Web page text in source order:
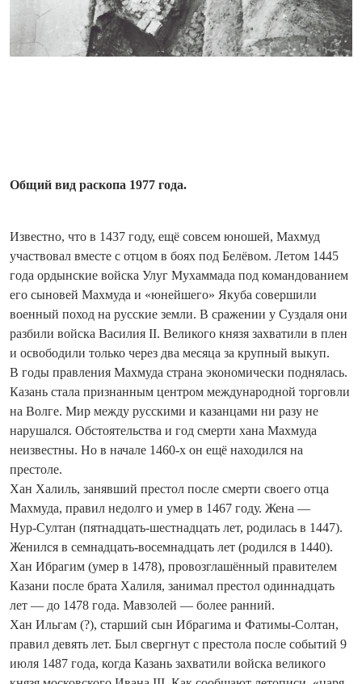
Общий вид раскопа 1977 года.
Известно, что в 1437 году, ещё совсем юношей, Махмуд
участвовал вместе с отцом в боях под Белёвом. Летом 1445
года ордынские войска Улуг Мухаммада под командованием
его сыновей Махмуда и «юнейшего» Якуба совершили
военный поход на русские земли. В сражении у Суздаля они
разбили войска Василия II. Великого князя захватили в плен
и освободили только через два месяца за крупный выкуп.
В годы правления Махмуда страна экономически поднялась.
Казань стала признанным центром международной торговли
на Волге. Мир между русскими и казанцами ни разу не
нарушался. Обстоятельства и год смерти хана Махмуда
неизвестны. Но в начале 1460-х он ещё находился на
престоле.
Хан Халиль, занявший престол после смерти своего отца
Махмуда, правил недолго и умер в 1467 году. Жена —
Нур‑Султан (пятнадцать-шестнадцать лет, родилась в 1447).
Женился в семнадцать-восемнадцать лет (родился в 1440).
Хан Ибрагим (умер в 1478), провозглашённый правителем
Казани после брата Халиля, занимал престол одиннадцать
лет — до 1478 года. Мавзолей — более ранний.
Хан Ильгам (?), старший сын Ибрагима и Фатимы-Солтан,
правил девять лет. Был свергнут с престола после событий 9
июля 1487 года, когда Казань захватили войска великого